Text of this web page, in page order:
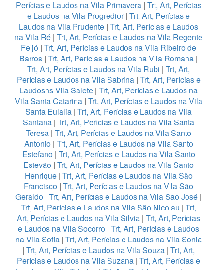
Perícias e Laudos na Vila Primavera| Trt, Art, Perícias
e Laudos na Vila Progredior| Trt, Art, Perícias e
Laudos na Vila Prudente | Trt, Art, Perícias e Laudos
na Vila Ré | Trt, Art, Perícias e Laudos na Vila Regente
Feijó | Trt, Art, Perícias e Laudos na Vila Ribeiro de
Barros | Trt, Art, Perícias e Laudos na Vila Romana |
Trt, Art, Perícias e Laudos na Vila Rubi | Trt, Art,
Perícias e Laudos na Vila Sabrina| Trt, Art, Perícias e
Laudosns Vila Salete | Trt, Art, Perícias e Laudos na
Vila Santa Catarina| Trt, Art, Perícias e Laudos na Vila
Santa Eulalia | Trt, Art, Perícias e Laudos na Vila
Santana | Trt, Art, Perícias e Laudos na Vila Santa
Teresa | Trt, Art, Perícias e Laudos na Vila Santo
Antonio| Trt, Art, Perícias e Laudos na Vila Santo
Estefano| Trt, Art, Perícias e Laudos na Vila Santo
Estevão | Trt, Art, Perícias e Laudos na Vila Santo
Henrique| Trt, Art, Perícias e Laudos na Vila São
Francisco | Trt, Art, Perícias e Laudos na Vila São
Geraldo | Trt, Art, Perícias e Laudos na Vila São José |
Trt, Art, Perícias e Laudos na Vila São Nicolau | Trt,
Art, Perícias e Laudos na Vila Silvia | Trt, Art, Perícias
e Laudos na Vila Socorro | Trt, Art, Perícias e Laudos
na Vila Sofia| Trt, Art, Perícias e Laudos na Vila Sonia
| Trt, Art, Perícias e Laudos na Vila Souza | Trt, Art,
Perícias e Laudos na Vila Suzana | Trt, Art, Perícias e